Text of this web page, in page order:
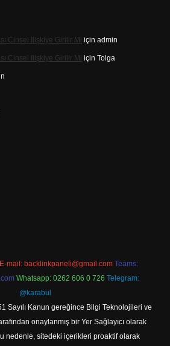
Cinsel Ilişkiye Girilir Mi için admin
Cinsel Ilişkiye Girilir Mi için Tolga
E-mail: backlinkpaneli@gmail.com Teams:
Whatsapp: 0262 606 0 726 Telegram:
@karabul
Sayılı Kanun gereğince Bilgi Teknolojileri ve
onaylanmış bir Yer Sağlayıcı olarak
nedenle, sitedeki içerikleri proaktif olarak